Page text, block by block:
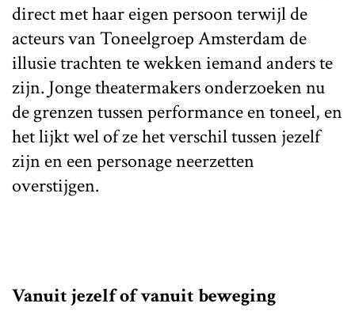
direct met haar eigen persoon terwijl de
acteurs van Toneelgroep Amsterdam de
illusie trachten te wekken iemand anders te
zijn. Jonge theatermakers onderzoeken nu
de grenzen tussen performance en toneel, en
het lijkt wel of ze het verschil tussen jezelf
zijn en een personage neerzetten
overstijgen.
Vanuit jezelf of vanuit beweging